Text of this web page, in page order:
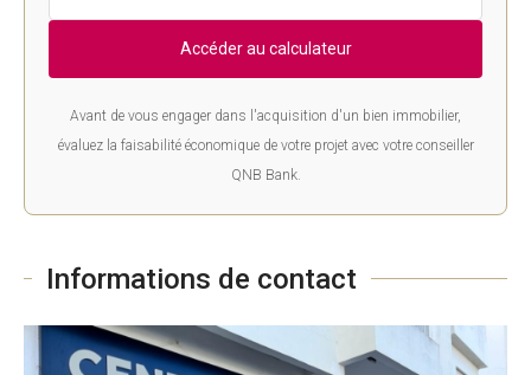
Accéder au calculateur
Avant de vous engager dans l'acquisition d'un bien immobilier,
évaluez la faisabilité économique de votre projet avec votre conseiller
QNB Bank.
Informations de contact